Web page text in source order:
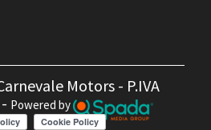
Motors - P.IVA
Powered by